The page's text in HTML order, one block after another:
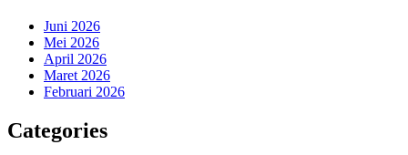
Juni 2026
Mei 2026
April 2026
Maret 2026
Februari 2026
Categories